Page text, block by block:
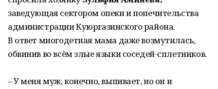
заведующая сектором опеки и попечительства
администрации Куюргазинского района.
В ответ многодетная мама даже возмутилась,
обвинив во всём злые языки соседей-сплетников.
– У меня муж, конечно, выпивает, но он и